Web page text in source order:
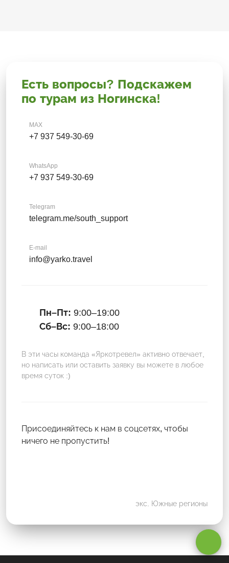
Есть вопросы? Подскажем
по турам из Ногинска!
MAX
+7 937 549-30-69
WhatsApp
+7 937 549-30-69
Telegram
telegram.me/south_support
E-mail
info@yarko.travel
Пн–Пт: 9:00–19:00
Сб–Вс: 9:00–18:00
В эти часы команда «Яркотревел» активно отвечает,
но написать или оставить заявку вы можете в любое
время суток :)
Присоединяйтесь к нам в соцсетях, чтобы
ничего не пропустить!
экс. Южные регионы
согласие на обработку cookie и